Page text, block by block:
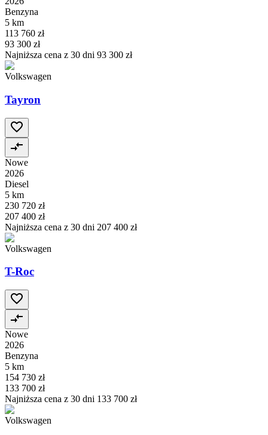
Benzyna
5 km
113 760 zł
93 300 zł
Najniższa cena z 30 dni 93 300 zł
Volkswagen
Tayron
Nowe
2026
Diesel
5 km
230 720 zł
207 400 zł
Najniższa cena z 30 dni 207 400 zł
Volkswagen
T-Roc
Nowe
2026
Benzyna
5 km
154 730 zł
133 700 zł
Najniższa cena z 30 dni 133 700 zł
Volkswagen